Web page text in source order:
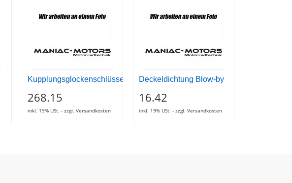
Kupplungsglockenschlüssel
268.15
inkl. 19% USt. - zzgl. Versandkosten
Deckeldichtung Blow-by
16.42
inkl. 19% USt. - zzgl. Versandkosten